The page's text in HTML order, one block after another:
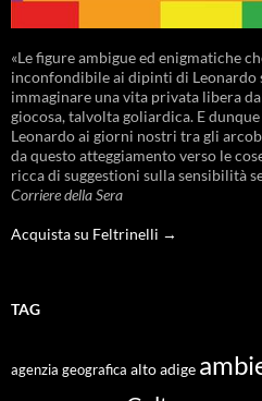
«Le figure ambigue ed enigmatiche
inconfondibile ai dipinti di Leonardo
immaginare una vita privata libera
giocosa, talvolta goliardica. E
Leonardo ai giorni nostri tra gli
da questo atteggiamento verso le
ricca di suggestioni sulla sensibilità
Corriere della Sera
Acquista su Feltrinelli →
TAG
agenzia geografica alto adige